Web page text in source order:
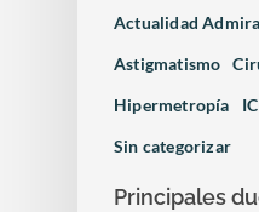
Actualidad
Astigmatismo
Hipermetropía
Sin categorizar
Principales